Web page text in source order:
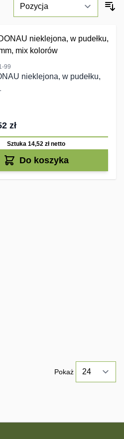
99
nieklejona, w pudełku,
zł
Sztuka 14,52 złnetto
Do koszyka
Pokaż